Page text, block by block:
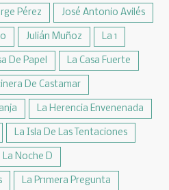
Pérez José Antonio Avilés
Julián Muñoz La 1
De Papel La Casa Fuerte
De Castamar
La Herencia Envenenada
La Isla De Las Tentaciones
La Noche D
La Pr1mera Pregunta